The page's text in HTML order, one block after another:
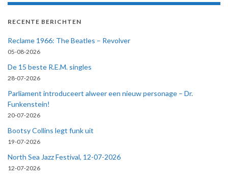
RECENTE BERICHTEN
Reclame 1966: The Beatles – Revolver
05-08-2026
De 15 beste R.E.M. singles
28-07-2026
Parliament introduceert alweer een nieuw personage – Dr.
Funkenstein!
20-07-2026
Bootsy Collins legt funk uit
19-07-2026
North Sea Jazz Festival, 12-07-2026
12-07-2026